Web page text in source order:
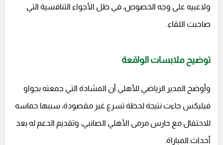
ولاعبيه على وجه الخصوص، في ظل الأجواء التنافسية التي
صاحبت اللقاء.
توضيح ملابسات الواقعة
وأوضح المدير الرياضي للأهلي أن المشادة التي جمعته بجواو
فيليكس جاءت نتيجة لحظة تسرع غير مقصودة، سببها حماسه
للاحتفال مع حارس مرمى الأهلي الصانبي، وتقديم الدعم له بعد
أحداث المباراة.